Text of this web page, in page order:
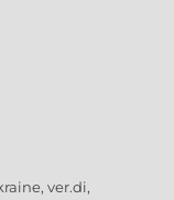
,ver.di,